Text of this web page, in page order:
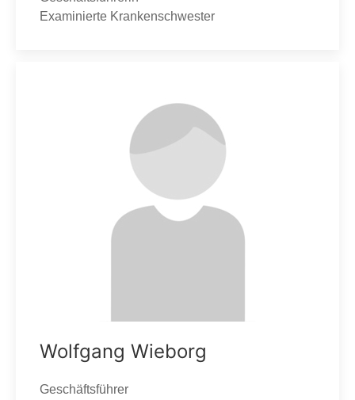
Examinierte Krankenschwester
Wolfgang Wieborg
Geschäftsführer